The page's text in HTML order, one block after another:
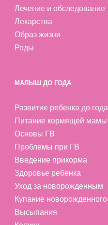
Лечение и обследование
Лекарства
Образ жизни
Роды
МАЛЫШ ДО ГОДА
Развитие ребенка до года
Питание кормящей мамы
Основы ГВ
Проблемы при ГВ
Введение прикорма
Здоровье ребенка
Уход за новорожденным
Купание новорожденного
Высыпания